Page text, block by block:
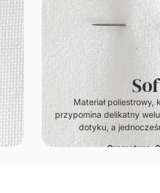
Materiał poliestrowy,
przypomina delikatny
dotyku, a
Gramatura: